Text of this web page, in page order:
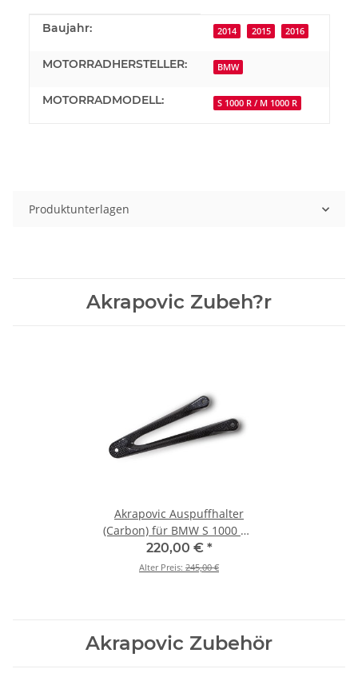
Produkteigenschaft
Wert
Baujahr: 2014 2015 2016
MOTORRADHERSTELLER: BMW
MOTORRADMODELL: S 1000 R / M 1000 R
Produktunterlagen
Akrapovic Zubeh?r
Akrapovic Auspuffhalter
(Carbon) für BMW S 1000 R /
M 1000 R - BJ. 2014 > 2016
(P-MBB10R1/2)
220,00 € *
Alter Preis: 245,00 €
Akrapovic Zubehör